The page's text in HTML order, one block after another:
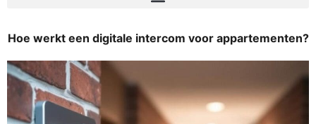
Hoe werkt een digitale intercom voor appartementen?